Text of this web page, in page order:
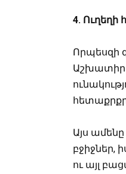
4. Ուղեղի
Որպեսզի
Աշխատիր
Այս
բջիջներ,
ու այլ